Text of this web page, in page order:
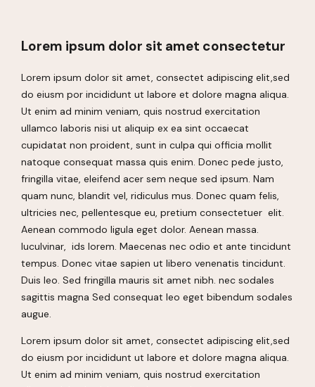
Lorem ipsum dolor sit amet consectetur
Lorem ipsum dolor sit amet, consectet adipiscing elit,sed
do eiusm por incididunt ut labore et dolore magna aliqua.
Ut enim ad minim veniam, quis nostrud exercitation
ullamco laboris nisi ut aliquip ex ea sint occaecat
cupidatat non proident, sunt in culpa qui officia mollit
natoque consequat massa quis enim. Donec pede justo,
fringilla vitae, eleifend acer sem neque sed ipsum. Nam
quam nunc, blandit vel, ridiculus mus. Donec quam felis,
ultricies nec, pellentesque eu, pretium consectetuer elit.
Aenean commodo ligula eget dolor. Aenean massa.
luculvinar, ids lorem. Maecenas nec odio et ante tincidunt
tempus. Donec vitae sapien ut libero venenatis tincidunt.
Duis leo. Sed fringilla mauris sit amet nibh. nec sodales
sagittis magna Sed consequat leo eget bibendum sodales
augue.
Lorem ipsum dolor sit amet, consectet adipiscing elit,sed
do eiusm por incididunt ut labore et dolore magna aliqua.
Ut enim ad minim veniam, quis nostrud exercitation